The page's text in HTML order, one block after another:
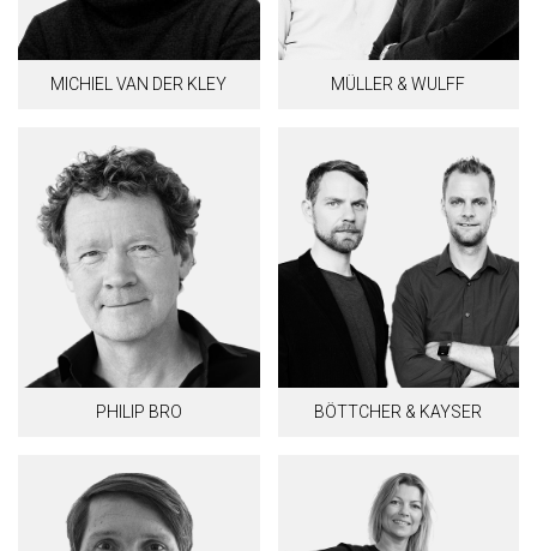
MICHIEL VAN DER KLEY MÜLLER & WULFF
PHILIP BRO BÖTTCHER & KAYSER